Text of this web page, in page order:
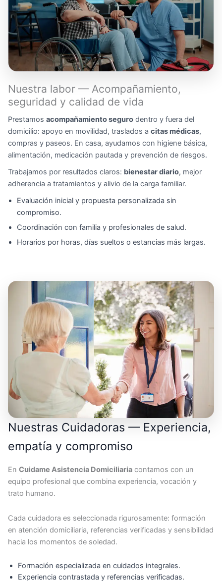
Nuestra labor — Acompañamiento,
seguridad y calidad de vida
Prestamos acompañamiento seguro dentro y fuera del
domicilio: apoyo en movilidad, traslados a citas médicas,
compras y paseos. En casa, ayudamos con higiene básica,
alimentación, medicación pautada y prevención de riesgos.
Trabajamos por resultados claros: bienestar diario, mejor
adherencia a tratamientos y alivio de la carga familiar.
Evaluación inicial y propuesta personalizada sin
compromiso.
Coordinación con familia y profesionales de salud.
Horarios por horas, días sueltos o estancias más largas.
Nuestras Cuidadoras — Experiencia,
empatía y compromiso
En Cuidame Asistencia Domiciliaria contamos con un
equipo profesional que combina experiencia, vocación y
trato humano.
Cada cuidadora es seleccionada rigurosamente: formación
en atención domiciliaria, referencias verificadas y sensibilidad
hacia los momentos de soledad.
Formación especializada en cuidados integrales.
Experiencia contrastada y referencias verificadas.